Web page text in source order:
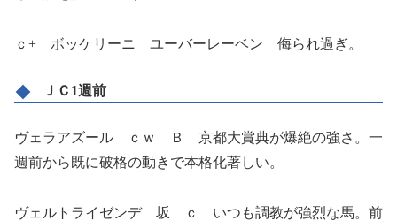
ｃ+ ボッケリーニ ユーバーレーベン 侮られ過ぎ。
ＪＣ1週前
ヴェラアズール ｃｗ Ｂ 京都大賞典が爆絶の強さ。一
週前から既に破格の動きで本格化著しい。
ヴェルトライゼンデ 坂 ｃ いつも調教が強烈な馬。前